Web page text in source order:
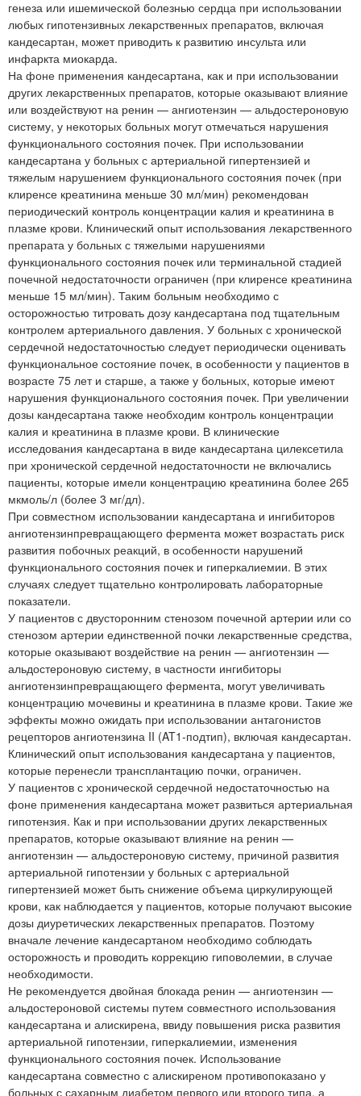
генеза или ишемической болезнью сердца при использовании
любых гипотензивных лекарственных препаратов, включая
кандесартан, может приводить к развитию инсульта или
инфаркта миокарда.
На фоне применения кандесартана, как и при использовании
других лекарственных препаратов, которые оказывают влияние
или воздействуют на ренин — ангиотензин — альдостероновую
систему, у некоторых больных могут отмечаться нарушения
функционального состояния почек. При использовании
кандесартана у больных с артериальной гипертензией и
тяжелым нарушением функционального состояния почек (при
клиренсе креатинина меньше 30 мл/мин) рекомендован
периодический контроль концентрации калия и креатинина в
плазме крови. Клинический опыт использования лекарственного
препарата у больных с тяжелыми нарушениями
функционального состояния почек или терминальной стадией
почечной недостаточности ограничен (при клиренсе креатинина
меньше 15 мл/мин). Таким больным необходимо с
осторожностью титровать дозу кандесартана под тщательным
контролем артериального давления. У больных с хронической
сердечной недостаточностью следует периодически оценивать
функциональное состояние почек, в особенности у пациентов в
возрасте 75 лет и старше, а также у больных, которые имеют
нарушения функционального состояния почек. При увеличении
дозы кандесартана также необходим контроль концентрации
калия и креатинина в плазме крови. В клинические
исследования кандесартана в виде кандесартана цилексетила
при хронической сердечной недостаточности не включались
пациенты, которые имели концентрацию креатинина более 265
мкмоль/л (более 3 мг/дл).
При совместном использовании кандесартана и ингибиторов
ангиотензинпревращающего фермента может возрастать риск
развития побочных реакций, в особенности нарушений
функционального состояния почек и гиперкалиемии. В этих
случаях следует тщательно контролировать лабораторные
показатели.
У пациентов с двусторонним стенозом почечной артерии или со
стенозом артерии единственной почки лекарственные средства,
которые оказывают воздействие на ренин — ангиотензин —
альдостероновую систему, в частности ингибиторы
ангиотензинпревращающего фермента, могут увеличивать
концентрацию мочевины и креатинина в плазме крови. Такие же
эффекты можно ожидать при использовании антагонистов
рецепторов ангиотензина II (AT1-подтип), включая кандесартан.
Клинический опыт использования кандесартана у пациентов,
которые перенесли трансплантацию почки, ограничен.
У пациентов с хронической сердечной недостаточностью на
фоне применения кандесартана может развиться артериальная
гипотензия. Как и при использовании других лекарственных
препаратов, которые оказывают влияние на ренин —
ангиотензин — альдостероновую систему, причиной развития
артериальной гипотензии у больных с артериальной
гипертензией может быть снижение объема циркулирующей
крови, как наблюдается у пациентов, которые получают высокие
дозы диуретических лекарственных препаратов. Поэтому
вначале лечение кандесартаном необходимо соблюдать
осторожность и проводить коррекцию гиповолемии, в случае
необходимости.
Не рекомендуется двойная блокада ренин — ангиотензин —
альдостероновой системы путем совместного использования
кандесартана и алискирена, ввиду повышения риска развития
артериальной гипотензии, гиперкалиемии, изменения
функционального состояния почек. Использование
кандесартана совместно с алискиреном противопоказано у
больных с сахарным диабетом первого или второго типа, а